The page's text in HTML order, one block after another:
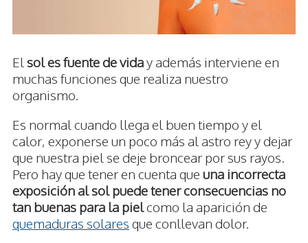
El sol es fuente de viday además interviene en
muchas funciones que realiza nuestro
organismo.
Es normal cuando llega el buen tiempo y el
calor, exponerse un poco más al astro rey y dejar
que nuestra piel se deje broncear por sus rayos.
Pero hay que tener en cuenta que una incorrecta
exposición al sol puede tener consecuencias no
tan buenas para la pielcomo la aparición de
quemaduras solares que conllevan dolor.